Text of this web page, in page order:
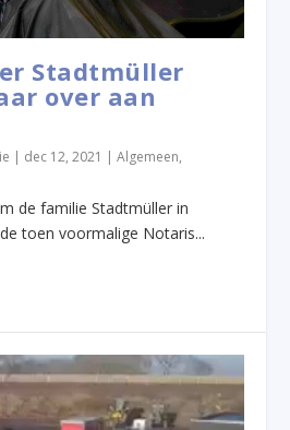
Stadtmüller
over aan
| dec 12, 2021 |Algemeen,
de familie Stadtmüller in
toen voormalige Notaris...